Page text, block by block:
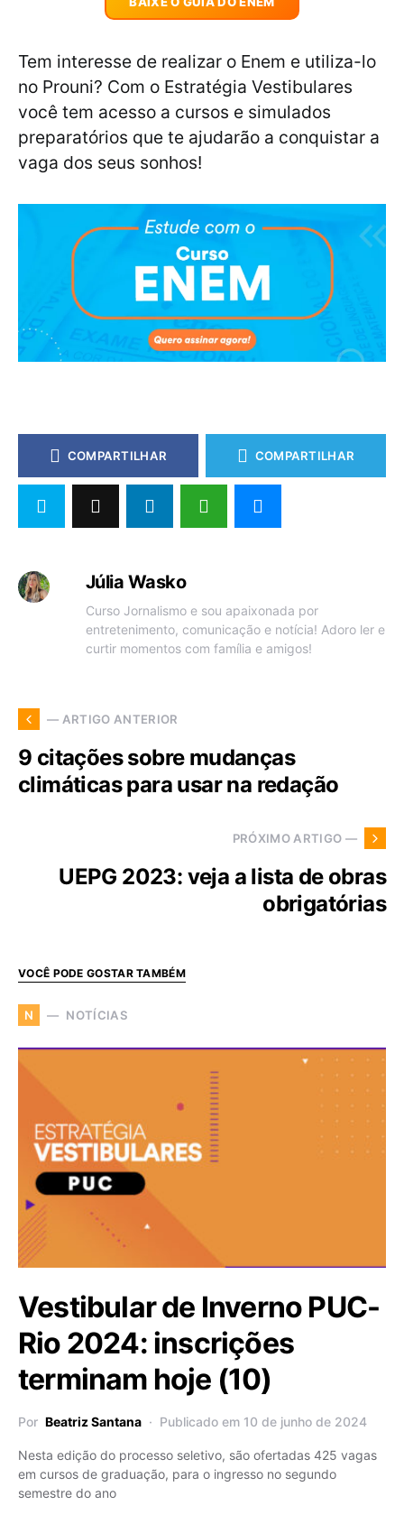
Tem interesse de realizar o Enem e utiliza-lo
no Prouni? Com o Estratégia Vestibulares
você tem acesso a cursos e simulados
preparatórios que te ajudarão a conquistar a
vaga dos seus sonhos!
COMPARTILHAR COMPARTILHAR
Júlia Wasko
Curso Jornalismo e sou apaixonada por
entretenimento, comunicação e notícia! Adoro ler e
curtir momentos com família e amigos!
— ARTIGO ANTERIOR
9 citações sobre mudanças
climáticas para usar na redação
PRÓXIMO ARTIGO —
UEPG 2023: veja a lista de obras
obrigatórias
VOCÊ PODE GOSTAR TAMBÉM
N NOTÍCIAS
Vestibular de Inverno PUC-
Rio 2024: inscrições
terminam hoje (10)
Por Beatriz Santana Publicado em 10 de junho de 2024
Nesta edição do processo seletivo, são ofertadas 425 vagas
em cursos de graduação, para o ingresso no segundo
semestre do ano